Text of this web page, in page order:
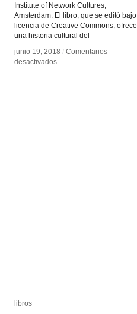
Institute of Network Cultures,
Amsterdam. El libro, que se editó bajo
licencia de Creative Commons, ofrece
una historia cultural del
junio 19, 2018 / Comentarios
desactivadosen
junio 19, 2018 / Comentarios
desactivadosen
libros
libros